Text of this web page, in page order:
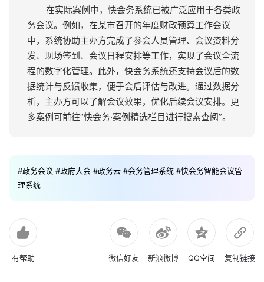
在实际案例中，快会务系统已被广泛应用于各类政
务会议。例如，在某市召开的年度财政预算工作会议
中，系统协助主办方完成了参会人员管理、会议资料分
发、现场签到、会议日程安排等工作，实现了会议全流
程的数字化管理。此外，快会务系统还支持会议后的数
据统计与反馈收集，便于会后评估与改进。通过数据分
析，主办方可以了解会议效果，优化后续会议安排。更
多案例可前往“快会务·案例精选栏目进行搜索查阅”。
#政务会议 #政府大会 #政务云 #会务管理系统 #快会务智能会议管
理系统
有帮助 微信好友 新浪微博 QQ空间 复制链接